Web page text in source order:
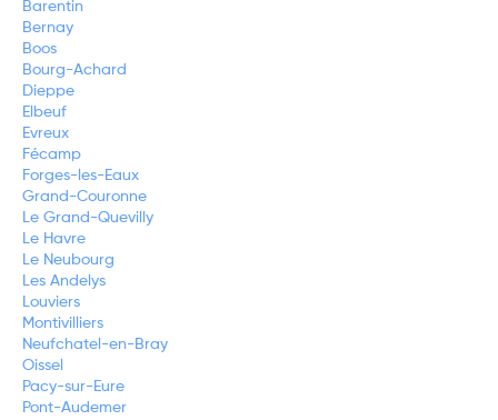
Barentin
Bernay
Boos
Bourg-Achard
Dieppe
Elbeuf
Evreux
Fécamp
Forges-les-Eaux
Grand-Couronne
Le Grand-Quevilly
Le Havre
Le Neubourg
Les Andelys
Louviers
Montivilliers
Neufchatel-en-Bray
Oissel
Pacy-sur-Eure
Pont-Audemer